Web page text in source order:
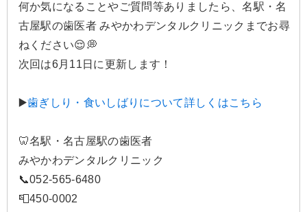
何か気になることやご質問等ありましたら、名駅・名
古屋駅の歯医者 みやかわデンタルクリニックまでお尋
ねください😌💭
次回は6月11日に更新します！
▶️歯ぎしり・食いしばりについて詳しくはこちら
🦷名駅・名古屋駅の歯医者
みやかわデンタルクリニック
📞052-565-6480
📮450-0002